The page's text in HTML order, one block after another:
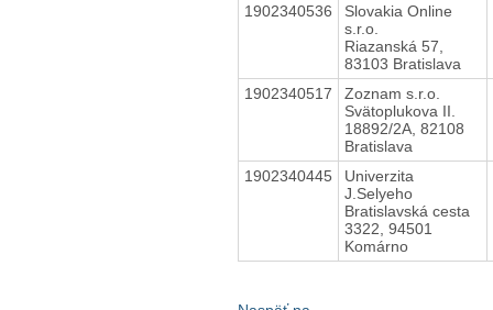
1902340536
Slovakia Online
s.r.o.
Riazanská 57,
83103 Bratislava
1902340517
Zoznam s.r.o.
Svätoplukova II.
18892/2A, 82108
Bratislava
1902340445
Univerzita
J.Selyeho
Bratislavská cesta
3322, 94501
Komárno